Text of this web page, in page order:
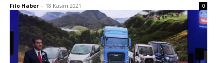
Filo Haber - 18 Kasım 2021 0